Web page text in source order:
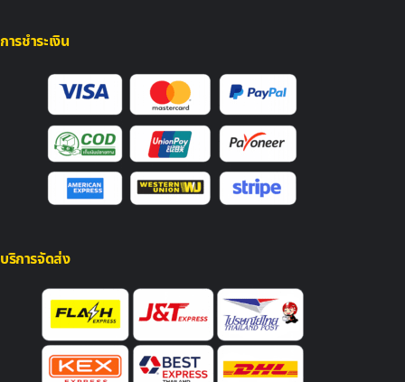
การชำระเงิน
บริการจัดส่ง